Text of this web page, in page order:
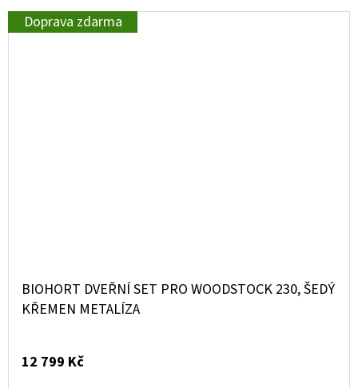
Doprava zdarma
BIOHORT DVEŘNÍ SET PRO WOODSTOCK 230, ŠEDÝ
KŘEMEN METALÍZA
12 799 Kč